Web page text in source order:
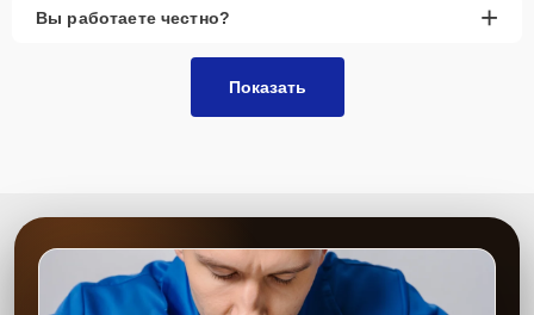
Вы работаете честно? +
Показать